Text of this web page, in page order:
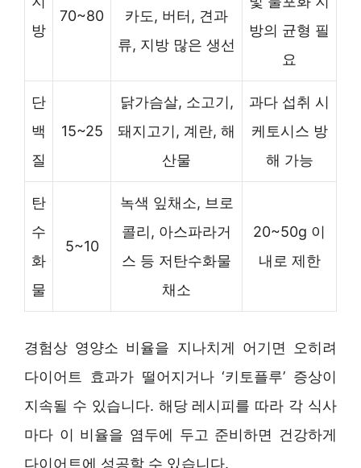
방
70~80
카도, 버터, 견과
류, 지방 많은 생선
방의 균형 필
요
단
백
질
15~25
닭가슴살, 소고기,
돼지고기, 계란, 해
산물
과다 섭취 시
케토시스 방
해 가능
탄
수
화
물
5~10
녹색 잎채소, 브로
콜리, 아스파라거
스 등 저탄수화물
채소
20~50g 이
내로 제한
경험상 영양소 비율을 지나치게 어기면 오히려
다이어트 효과가 떨어지거나 ‘키토플루’ 증상이
지속될 수 있습니다. 해당 레시피를 따라 각 식사
마다 이 비율을 염두에 두고 준비하면 건강하게
다이어트에 성공할 수 있습니다.